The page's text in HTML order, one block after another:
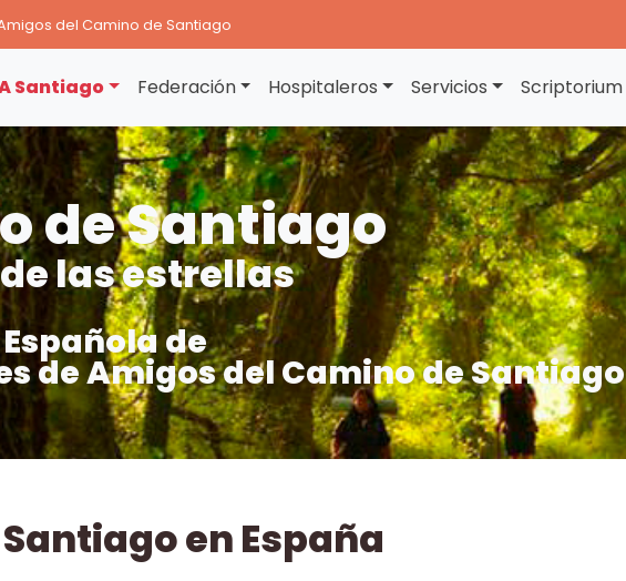
del Camino de Santiago
Santiago Federación Hospitaleros Servicios Scriptorium
de Santiago
las estrellas
de
de Amigos del Camino de Santiago
en España